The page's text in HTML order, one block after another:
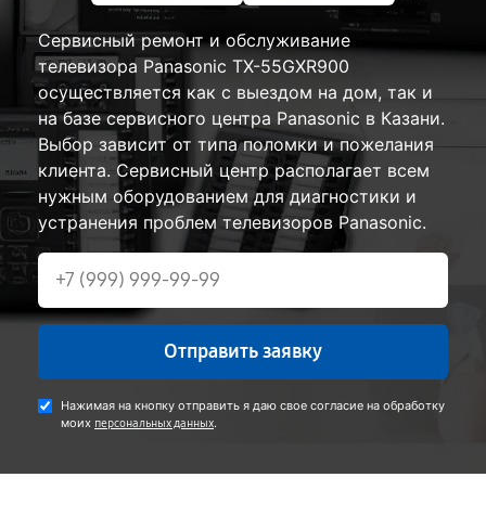
Сервисный ремонт и обслуживание
телевизора Panasonic TX-55GXR900
осуществляется как с выездом на дом, так и
на базе сервисного центра Panasonic в Казани.
Выбор зависит от типа поломки и пожелания
клиента. Сервисный центр располагает всем
нужным оборудованием для диагностики и
устранения проблем телевизоров Panasonic.
Отправить заявку
Нажимая на кнопку отправить я даю свое согласие на обработку
моих персональных данных.